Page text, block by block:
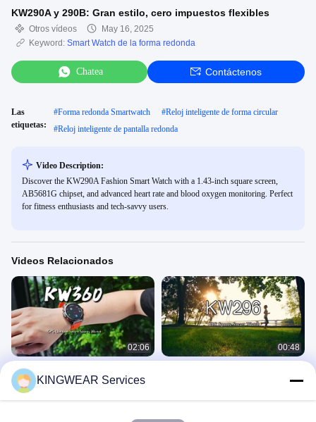
KW290A y 290B: Gran estilo, cero impuestos flexibles
Otros vídeos
May 16, 2025
Keyword: Smart Watch de la forma redonda
Chatea Contáctenos
Las
etiquetas:
#Forma redonda Smartwatch #Reloj inteligente de forma circular
#Reloj inteligente de pantalla redonda
Video Description:
Discover the KW290A Fashion Smart Watch with a 1.43-inch square screen,
AB5681G chipset, and advanced heart rate and blood oxygen monitoring. Perfect
for fitness enthusiasts and tech-savvy users.
Videos Relacionados
02:06
KW360 AMOLED GPS & AI
Smartwatch con actividad en tiempo
real y rastreadores de sueño AI Q&A
Reloj Inteligente GPS
00:48
KINGWEAR Services